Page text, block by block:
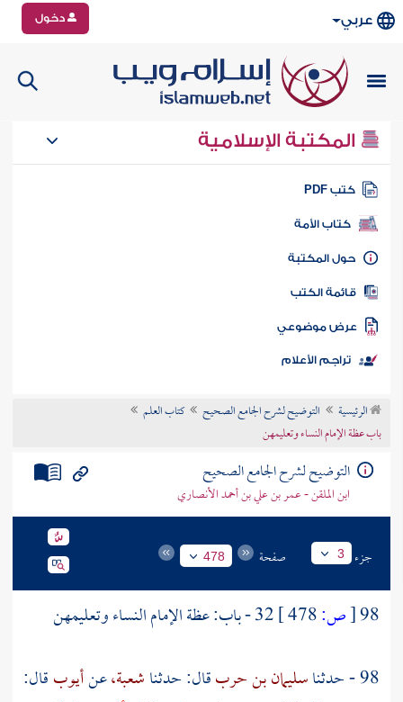
عربي دخول
المكتبة الإسلامية
كتب PDF
كتاب الأمة
المكتبة
الكتب
موضوعي
تراجم الأعلام
الرئيسية التوضيح لشرح الجامع الصحيح
كتاب العلم
باب عظة الإمام النساء وتعليمهن
التوضيح لشرح الجامع الصحيح
ابن الملقن - عمر بن علي بن أحمد الأنصاري
جزء 3 صفحة 478
98
[ص:
32 - باب: عظة الإمام النساء وتعليمهن
98 - حدثنا
سليمان بن حربقال: حدثناشعبة،عنأيوبقال: